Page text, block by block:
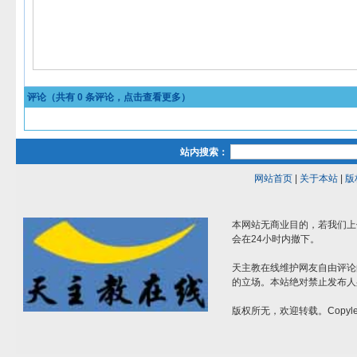
评论（共有 0 条评论，点击查看更多）
站内搜索：
网站首页| 关于本站| 版
本网站无商业目的，若我们
会在24小时内撤下。
天主教在线维护网友自由评
的立场。本站绝对禁止发布
版权所无，欢迎转载。